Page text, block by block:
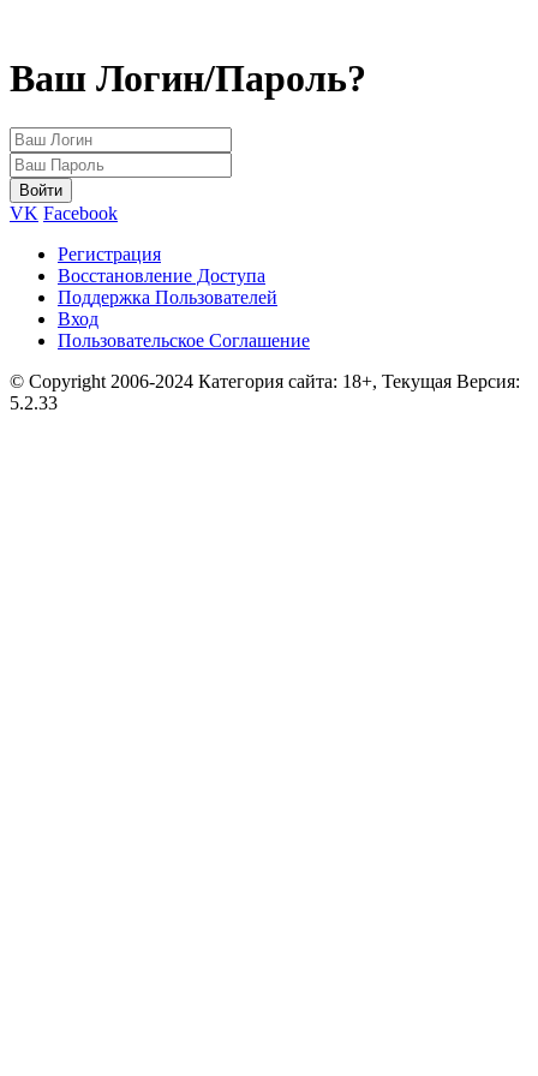
Ваш Логин/Пароль?
VK Facebook
Регистрация
Восстановление Доступа
Поддержка Пользователей
Вход
Пользовательское Соглашение
© Copyright 2006-2024 Категория сайта: 18+, Текущая Версия:
5.2.33